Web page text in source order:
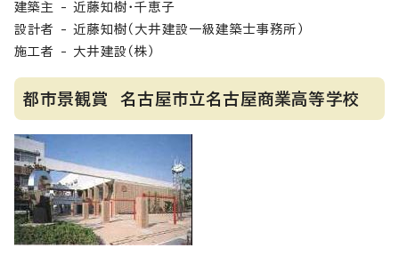
建築主 - 近藤知樹・千恵子
設計者 - 近藤知樹（大井建設一級建築士事務所）
施工者 - 大井建設（株）
都市景観賞 名古屋市立名古屋商業高等学校